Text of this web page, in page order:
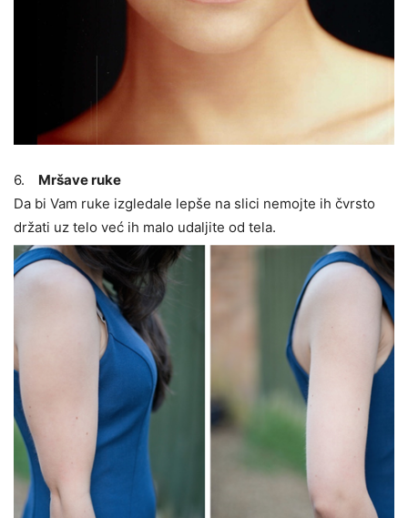
6.
Mršave ruke
Da bi Vam ruke izgledale lepše na slici nemojte ih čvrsto
držati uz telo već ih malo udaljite od tela.